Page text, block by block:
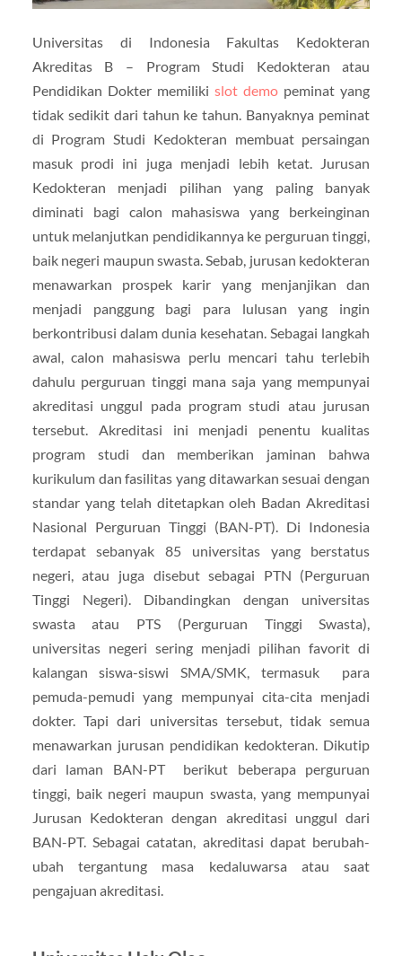
Universitas di Indonesia Fakultas Kedokteran
Akreditas B – Program Studi Kedokteran atau
Pendidikan Dokter memiliki slot demo peminat yang
tidak sedikit dari tahun ke tahun. Banyaknya peminat
di Program Studi Kedokteran membuat persaingan
masuk prodi ini juga menjadi lebih ketat. Jurusan
Kedokteran menjadi pilihan yang paling banyak
diminati bagi calon mahasiswa yang berkeinginan
untuk melanjutkan pendidikannya ke perguruan tinggi,
baik negeri maupun swasta. Sebab, jurusan kedokteran
menawarkan prospek karir yang menjanjikan dan
menjadi panggung bagi para lulusan yang ingin
berkontribusi dalam dunia kesehatan. Sebagai langkah
awal, calon mahasiswa perlu mencari tahu terlebih
dahulu perguruan tinggi mana saja yang mempunyai
akreditasi unggul pada program studi atau jurusan
tersebut. Akreditasi ini menjadi penentu kualitas
program studi dan memberikan jaminan bahwa
kurikulum dan fasilitas yang ditawarkan sesuai dengan
standar yang telah ditetapkan oleh Badan Akreditasi
Nasional Perguruan Tinggi (BAN-PT). Di Indonesia
terdapat sebanyak 85 universitas yang berstatus
negeri, atau juga disebut sebagai PTN (Perguruan
Tinggi Negeri). Dibandingkan dengan universitas
swasta atau PTS (Perguruan Tinggi Swasta),
universitas negeri sering menjadi pilihan favorit di
kalangan siswa-siswi SMA/SMK, termasuk para
pemuda-pemudi yang mempunyai cita-cita menjadi
dokter. Tapi dari universitas tersebut, tidak semua
menawarkan jurusan pendidikan kedokteran. Dikutip
dari laman BAN-PT berikut beberapa perguruan
tinggi, baik negeri maupun swasta, yang mempunyai
Jurusan Kedokteran dengan akreditasi unggul dari
BAN-PT. Sebagai catatan, akreditasi dapat berubah-
ubah tergantung masa kedaluwarsa atau saat
pengajuan akreditasi.